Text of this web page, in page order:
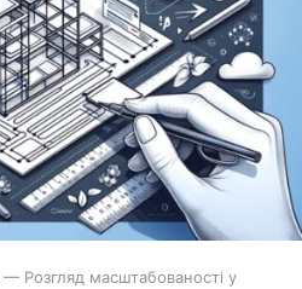
— Розгляд масштабованості у